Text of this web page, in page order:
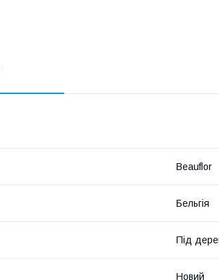
Beauflor
Бельгія
Під
Новий